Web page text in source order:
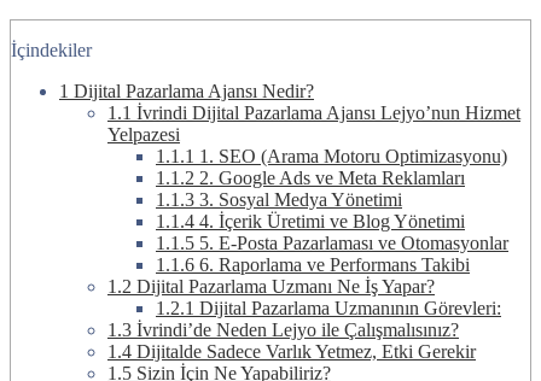
İçindekiler
1 Dijital Pazarlama Ajansı Nedir?
1.1 İvrindi Dijital Pazarlama Ajansı Lejyo’nun Hizmet
Yelpazesi
1.1.1 1. SEO (Arama Motoru Optimizasyonu)
1.1.2 2. Google Ads ve Meta Reklamları
1.1.3 3. Sosyal Medya Yönetimi
1.1.4 4. İçerik Üretimi ve Blog Yönetimi
1.1.5 5. E-Posta Pazarlaması ve Otomasyonlar
1.1.6 6. Raporlama ve Performans Takibi
1.2 Dijital Pazarlama Uzmanı Ne İş Yapar?
1.2.1 Dijital Pazarlama Uzmanının Görevleri:
1.3 İvrindi’de Neden Lejyo ile Çalışmalısınız?
1.4 Dijitalde Sadece Varlık Yetmez, Etki Gerekir
1.5 Sizin İçin Ne Yapabiliriz?